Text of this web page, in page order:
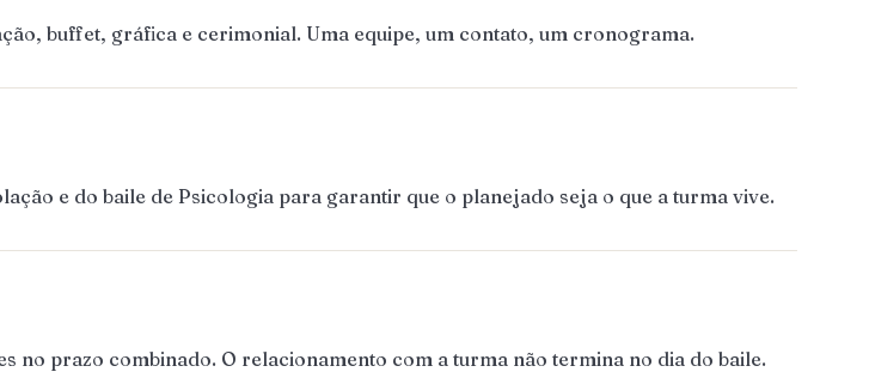
buffet, gráfica e cerimonial. Uma equipe, um contato, um cronograma.
e do baile de Psicologia para garantir que o planejado seja o que a turma vive.
prazo combinado. O relacionamento com a turma não termina no dia do baile.